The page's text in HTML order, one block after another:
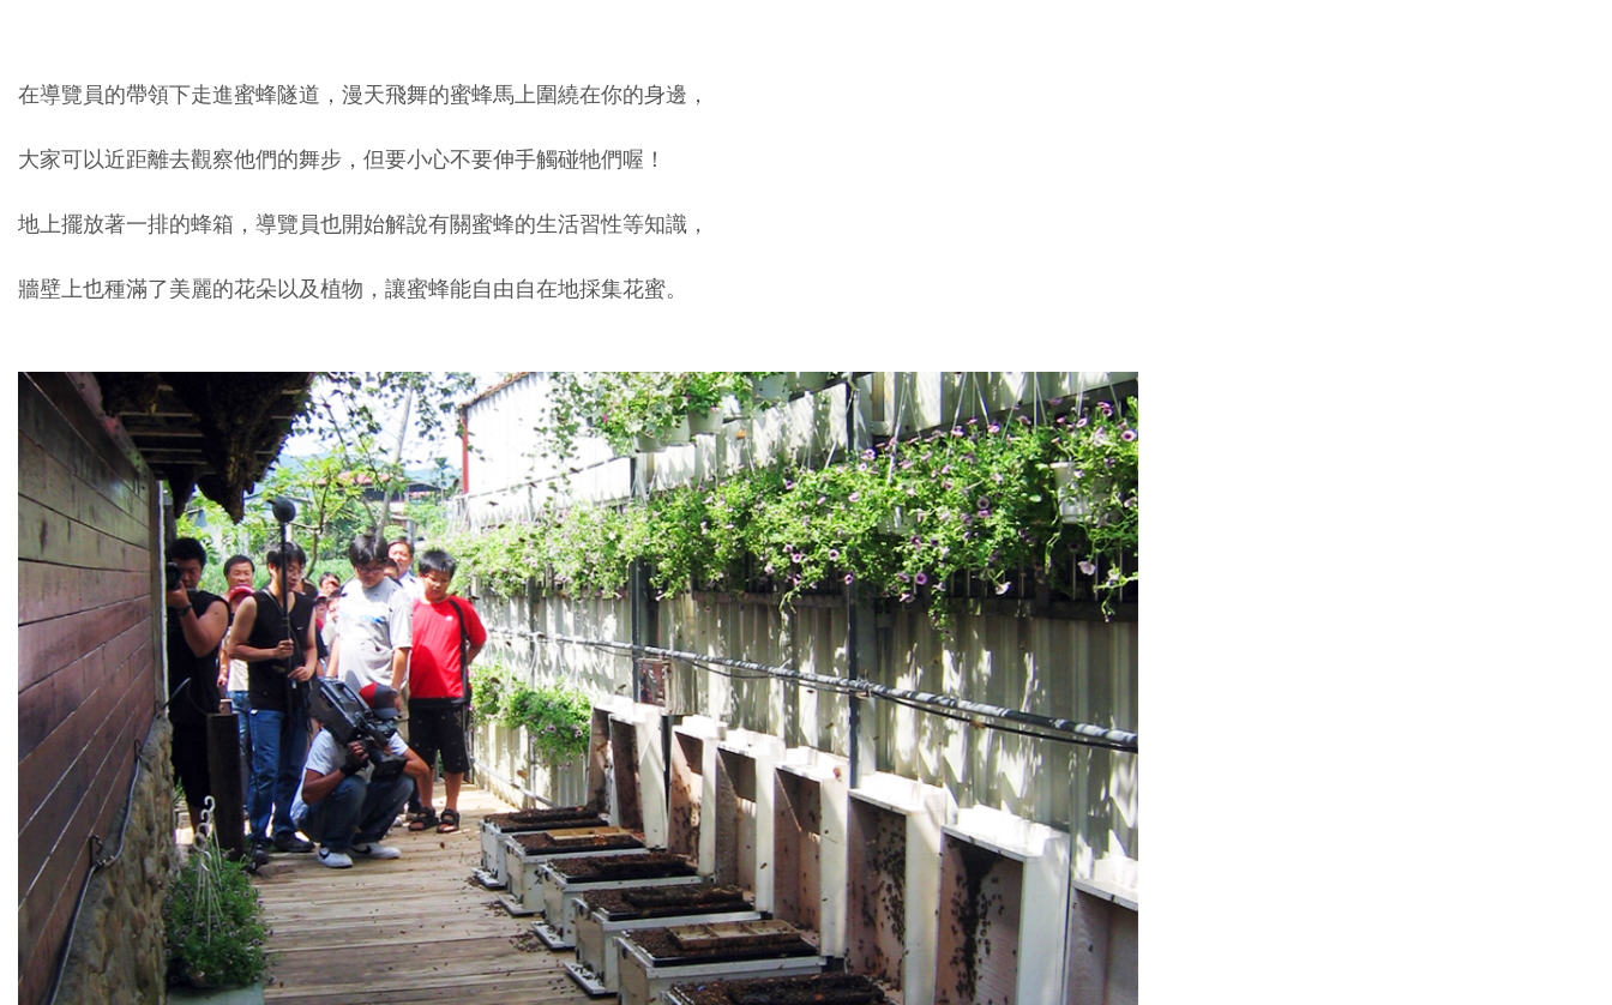
在導覽員的帶領下走進蜜蜂隧道，漫天飛舞的蜜蜂馬上圍繞在你的身邊，
大家可以近距離去觀察他們的舞步，但要小心不要伸手觸碰牠們喔！
地上擺放著一排的蜂箱，導覽員也開始解說有關蜜蜂的生活習性等知識，
牆壁上也種滿了美麗的花朵以及植物，讓蜜蜂能自由自在地採集花蜜。